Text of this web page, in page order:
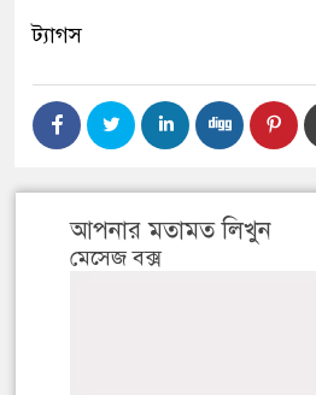
ট্যাগস
আপনার মতামত লিখুন
মেসেজ বক্স